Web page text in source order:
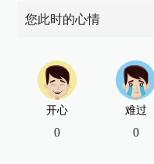
您此时的心情
开心
0
难过
0